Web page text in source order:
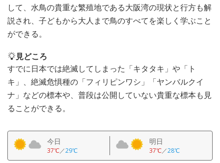
して、水鳥の貴重な繁殖地である大阪湾の現状と行方も解
説され、子どもから大人まで鳥のすべてを楽しく学ぶこと
ができる。
見どころ
すでに日本では絶滅してしまった「キタタキ」や「ト
キ」、絶滅危惧種の「フィリピンワシ」「ヤンバルクイ
ナ」などの標本や、普段は公開していない貴重な標本も見
ることができる。
今日
37℃／29℃
明日
37℃／28℃